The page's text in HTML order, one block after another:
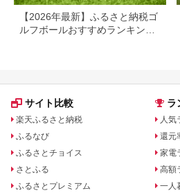
【2026年最新】ふるさと納税ゴ
ルフボールおすすめランキング
サイト比較
楽天ふるさと納税
ふるなび
ふるさとチョイス
さとふる
ふるさとプレミアム
ラ
人気
還元
家電
高額
一人